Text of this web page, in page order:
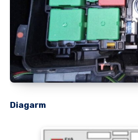
Diagarm